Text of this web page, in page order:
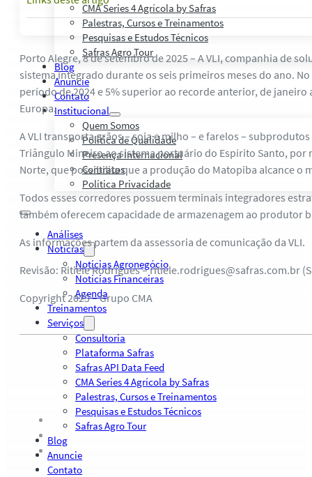
CMA Series 4 Agrícola by Safras
Palestras, Cursos e Treinamentos
Pesquisas e Estudos Técnicos
Safras Agro Tour
Blog
Anuncie
Contato
Institucional
Quem Somos
Política de Qualidade
Presença Internacional
Contratos
Política Privacidade
Análises
Notícias
Notícias Agronegócio
Notícias Financeiras
Agenda
Treinamentos
Serviços
Consultoria
Plataforma Safras
Safras API Data Feed
CMA Series 4 Agrícola by Safras
Palestras, Cursos e Treinamentos
Pesquisas e Estudos Técnicos
Safras Agro Tour
Blog
Anuncie
Contato
Porto Alegre, 8 de setembro de 2025 – A VLI, companhia de
sistema integrado durante os seis primeiros meses do ano.
período de 2024 e 5% superior ao recorde anterior, de
Europa.
A VLI transporta grãos – soja e milho – e farelos –
Triângulo Mineiro ao sistema portuário do Espírito Santo, por
Norte, que possibilita que a produção do Matopiba alcance o
Todos esses corredores possuem terminais integradores
também oferecem capacidade de armazenagem ao
As informações partem da assessoria de comunicação da VLI.
Revisão: Ritiele Rodrigues – ritiele.rodrigues@safras.com.br
Copyright 2025 – Grupo CMA